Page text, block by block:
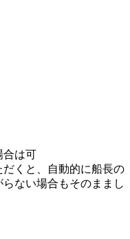
合は可
くと、自動的に船長の
ない場合もそのままし